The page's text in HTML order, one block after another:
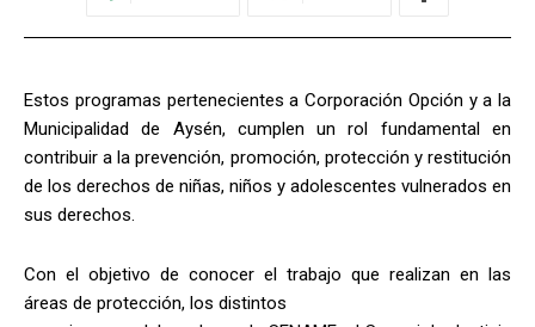
Estos programas pertenecientes a Corporación Opción y a la
Municipalidad de Aysén, cumplen un rol fundamental en
contribuir a la prevención, promoción, protección y restitución
de los derechos de niñas, niños y adolescentes vulnerados en
sus derechos.
Con el objetivo de conocer el trabajo que realizan en las
áreas de protección, los distintos